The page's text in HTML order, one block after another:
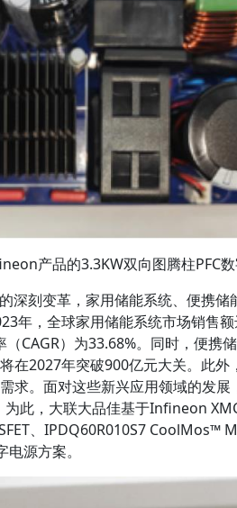
产品的3.3KW双向图腾柱PFC
深刻变革，家用储能系统、便携
年，全球家用储能系统市场销售
CAGR）为33.68%。同时，便携
在2027年突破900亿元大关。此
求。面对这些新兴应用领域的发展
此，大联大品佳基于Infineon
、IPDQ60R010S7 CoolMos™
源方案。